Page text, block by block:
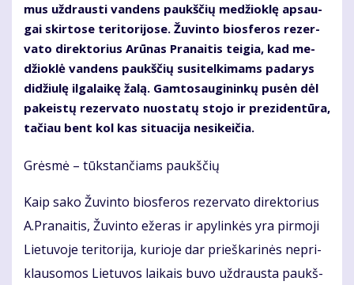
mus už­draus­ti van­dens paukš­čių me­džiok­lę ap­sau­
gai skir­to­se te­ri­to­ri­jo­se. Žu­vin­to bios­fe­ros re­zer­
va­to di­rek­to­rius Arū­nas Pra­nai­tis tei­gia, kad me­
džiok­lė van­dens paukš­čių su­si­tel­ki­mams pa­da­rys
di­džiu­lę il­ga­lai­kę ža­lą. Gam­to­sau­gi­nin­kų pu­sėn dėl
pa­keis­tų re­zer­va­to nuo­sta­tų sto­jo ir pre­zi­den­tū­ra,
ta­čiau bent kol kas si­tu­a­ci­ja ne­si­kei­čia.
Grės­mė – tūks­tan­čiams paukš­čių
Kaip sa­ko Žu­vin­to bios­fe­ros re­zer­va­to di­rek­to­rius
A.Pra­nai­tis, Žu­vin­to eže­ras ir apy­lin­kės yra pir­mo­ji
Lie­tu­vo­je te­ri­to­ri­ja, ku­rio­je dar prieš­ka­ri­nės ne­pri­
klau­so­mos Lie­tu­vos lai­kais bu­vo už­draus­ta paukš­